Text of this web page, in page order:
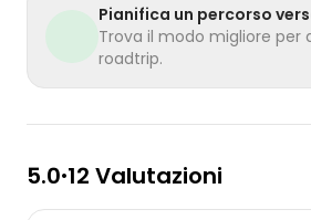
Pianifica un percorso
Trova il modo migliore per
roadtrip.
5.0•12 Valutazioni